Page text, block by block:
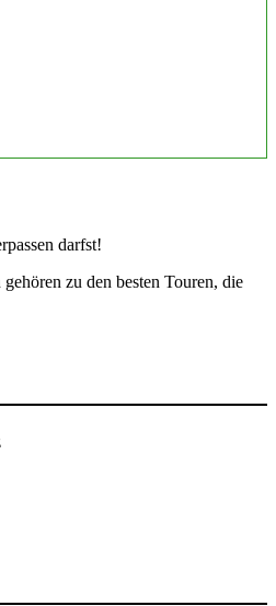
darfst!
zu den besten Touren, die